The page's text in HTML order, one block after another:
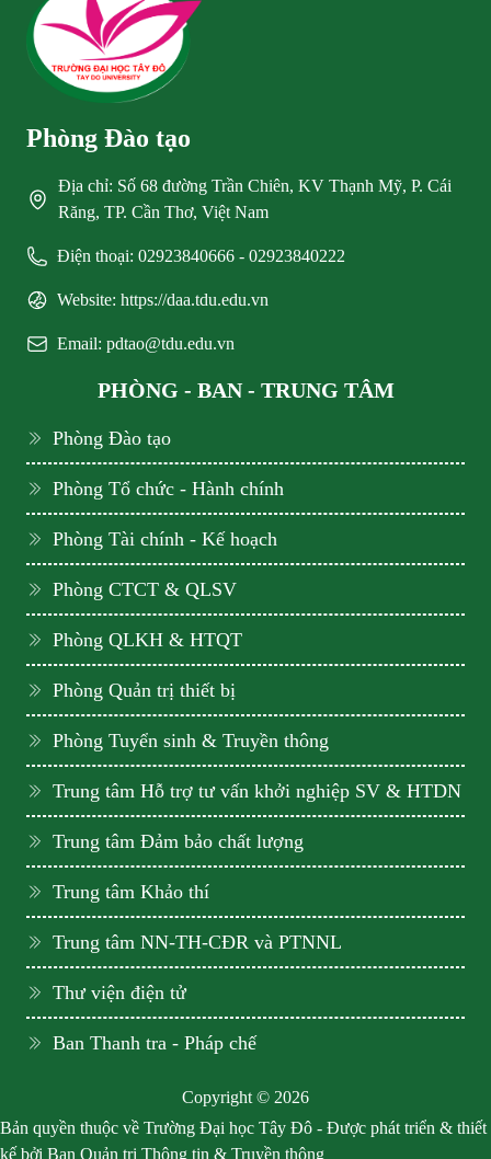
Phòng Đào tạo
Địa chỉ: Số 68 đường Trần Chiên, KV Thạnh Mỹ, P. Cái
Răng, TP. Cần Thơ, Việt Nam
Điện thoại: 02923840666 - 02923840222
Website: https://daa.tdu.edu.vn
Email: pdtao@tdu.edu.vn
PHÒNG - BAN - TRUNG TÂM
Phòng Đào tạo
Phòng Tổ chức - Hành chính
Phòng Tài chính - Kế hoạch
Phòng CTCT & QLSV
Phòng QLKH & HTQT
Phòng Quản trị thiết bị
Phòng Tuyển sinh & Truyền thông
Trung tâm Hỗ trợ tư vấn khởi nghiệp SV & HTDN
Trung tâm Đảm bảo chất lượng
Trung tâm Khảo thí
Trung tâm NN-TH-CĐR và PTNNL
Thư viện điện tử
Ban Thanh tra - Pháp chế
Copyright © 2026
Bản quyền thuộc về Trường Đại học Tây Đô - Được phát triển & thiết
kế bởi Ban Quản trị Thông tin & Truyền thông